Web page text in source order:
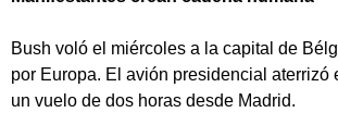
Bush voló el miércoles a la capital de
por Europa. El avión presidencial
un vuelo de dos horas desde Madrid.